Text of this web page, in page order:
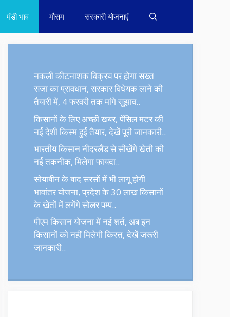
मंडी भाव मौसम सरकारी योजनाएं
नकली कीटनाशक विक्रय पर होगा सख्त
सजा का प्रावधान, सरकार विधेयक लाने की
तैयारी में, 4 फरवरी तक मांगे सुझाव..
किसानों के लिए अच्छी खबर, पेंसिल मटर की
नई देशी किस्म हुई तैयार, देखें पूरी जानकारी..
भारतीय किसान नीदरलैंड से सीखेंगे खेती की
नई तकनीक, मिलेगा फायदा..
सोयाबीन के बाद सरसों में भी लागू होगी
भावांतर योजना, प्रदेश के 30 लाख किसानों
के खेतों में लगेंगे सोलर पम्प..
पीएम किसान योजना में नई शर्त, अब इन
किसानों को नहीं मिलेगी किस्त, देखें जरूरी
जानकारी..